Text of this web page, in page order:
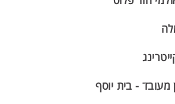
מעובד - בית יוסף